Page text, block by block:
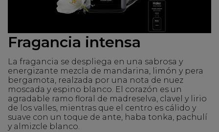
Fragancia intensa
La fragancia se despliega en una sabrosa y
energizante mezcla de mandarina, limón y pera
bergamota, realzada por una nota de nuez
moscada y espino blanco. El corazón es un
agradable ramo floral de madreselva, clavel y lirio
de los valles, mientras que el centro es cálido y
suave con un toque de ante, haba tonka, pachulí
y almizcle blanco.